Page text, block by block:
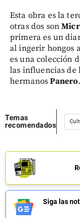
Esta obra es la
otras dos son
primera es un
al ingerir hongos
es una colección
las influencias de
hermanosPanero.
Temas
recomendados
Siga las